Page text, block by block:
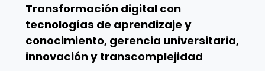
Transformación digital con
tecnologías de aprendizaje y
conocimiento, gerencia universitaria,
innovación y transcomplejidad